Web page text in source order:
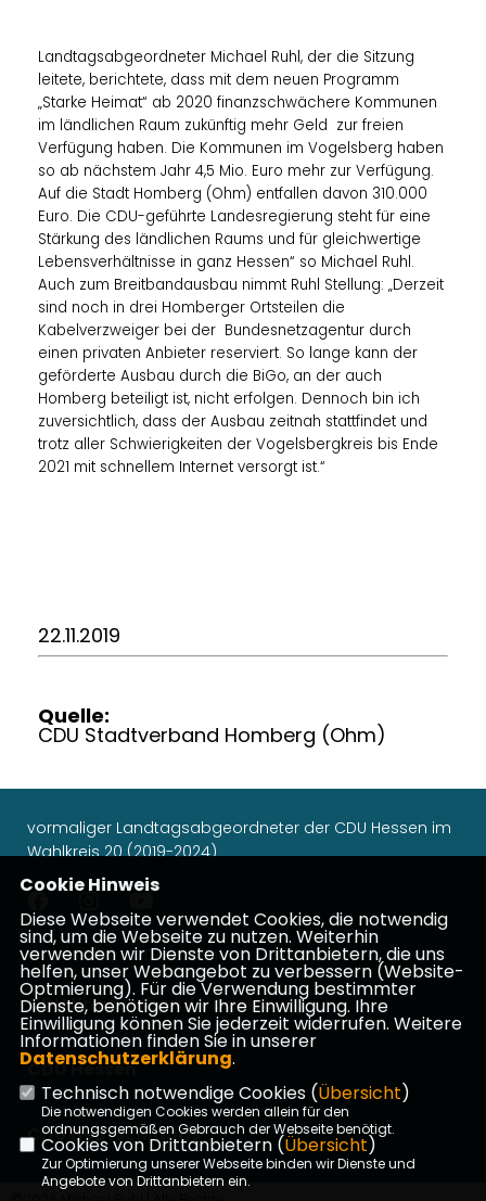
Landtagsabgeordneter Michael Ruhl, der die Sitzung
leitete, berichtete, dass mit dem neuen Programm
Starke Heimat“ ab 2020 finanzschwächere Kommunen
im ländlichen Raum zukünftig mehr Geld zur freien
Verfügung haben. Die Kommunen im Vogelsberg haben
so ab nächstem Jahr 4,5 Mio. Euro mehr zur Verfügung.
Auf die Stadt Homberg (Ohm) entfallen davon 310.000
Euro. Die CDU-geführte Landesregierung steht für eine
Stärkung des ländlichen Raums und für gleichwertige
Lebensverhältnisse in ganz Hessen“ so Michael Ruhl.
Auch zum Breitbandausbau nimmt Ruhl Stellung: „Derzeit
sind noch in drei Homberger Ortsteilen die
Kabelverzweiger bei der Bundesnetzagentur durch
einen privaten Anbieter reserviert. So lange kann der
geförderte Ausbau durch die BiGo, an der auch
Homberg beteiligt ist, nicht erfolgen. Dennoch bin ich
zuversichtlich, dass der Ausbau zeitnah stattfindet und
trotz aller Schwierigkeiten der Vogelsbergkreis bis Ende
2021 mit schnellem Internet versorgt ist.“
22.11.2019
Quelle:
CDU Stadtverband Homberg (Ohm)
vormaliger Landtagsabgeordneter der CDU Hessen im
Wahlkreis 20 (2019-2024)
Impressum Datenschutz Kontakt
CDU Kreisverband Vogelsberg
CDU Hessen
CDU Deutschlands
Cookie Hinweis
Diese Webseite verwendet Cookies, die notwendig
sind, um die Webseite zu nutzen. Weiterhin
verwenden wir Dienste von Drittanbietern, die uns
helfen, unser Webangebot zu verbessern (Website-
Optmierung). Für die Verwendung bestimmter
Dienste, benötigen wir Ihre Einwilligung. Ihre
Einwilligung können Sie jederzeit widerrufen. Weitere
Informationen finden Sie in unserer
Datenschutzerklärung.
Technisch notwendige Cookies (Übersicht)
Die notwendigen Cookies werden allein für den
ordnungsgemäßen Gebrauch der Webseite benötigt.
Cookies von Drittanbietern (Übersicht)
Zur Optimierung unserer Webseite binden wir Dienste und
Angebote von Drittanbietern ein.